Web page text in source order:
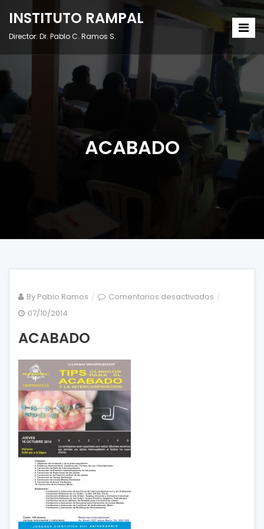
INSTITUTO RAMPAL
Director: Dr. Pablo C. Ramos S.
ACABADO
By Pablo Ramos Comentarios desactivados en
07/10/2014
ACABADO